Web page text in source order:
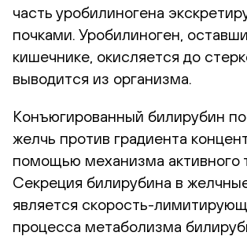
часть уробилиногена
почками. Уробилиноген,
кишечнике, окисляется до
выводится из организма.
Конъюгированный билирубин
желчь против градиента
помощью механизма активного
Секреция билирубина в
является скорость-
процесса метаболизма